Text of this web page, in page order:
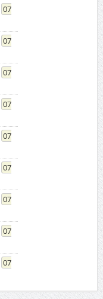
07
07
07
07
07
07
07
07
07